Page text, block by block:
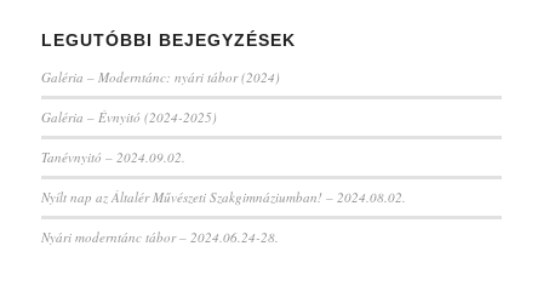
LEGUTÓBBI BEJEGYZÉSEK
Galéria – Moderntánc: nyári tábor (2024)
Galéria – Évnyitó (2024-2025)
Tanévnyitó – 2024.09.02.
Nyílt nap az Általér Művészeti Szakgimnáziumban! – 2024.08.02.
Nyári moderntánc tábor – 2024.06.24-28.